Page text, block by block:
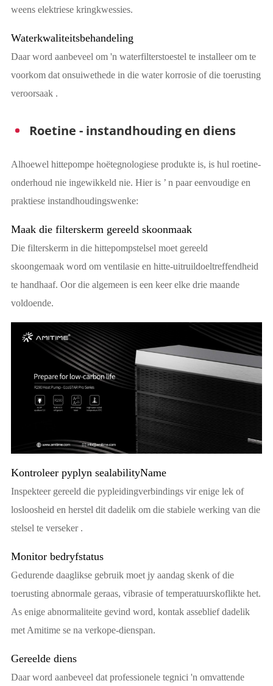
weens elektriese kringkwessies.
Waterkwaliteitsbehandeling
Daar word aanbeveel om 'n waterfilterstoestel te installeer om te
voorkom dat onsuiwethede in die water korrosie of die toerusting
veroorsaak .
Roetine - instandhouding en diens
Alhoewel hittepompe hoëtegnologiese produkte is, is hul roetine-
onderhoud nie ingewikkeld nie. Hier is ’ n paar eenvoudige en
praktiese instandhoudingswenke:
Maak die filterskerm gereeld skoonmaak
Die filterskerm in die hittepompstelsel moet gereeld
skoongemaak word om ventilasie en hitte-uitruildoeltreffendheid
te handhaaf. Oor die algemeen is een keer elke drie maande
voldoende.
Kontroleer pyplyn sealabilityName
Inspekteer gereeld die pypleidingverbindings vir enige lek of
losloosheid en herstel dit dadelik om die stabiele werking van die
stelsel te verseker .
Monitor bedryfstatus
Gedurende daaglikse gebruik moet jy aandag skenk of die
toerusting abnormale geraas, vibrasie of temperatuurskoflikte het.
As enige abnormaliteite gevind word, kontak asseblief dadelik
met Amitime se na verkope-dienspan.
Gereelde diens
Daar word aanbeveel dat professionele tegnici 'n omvattende